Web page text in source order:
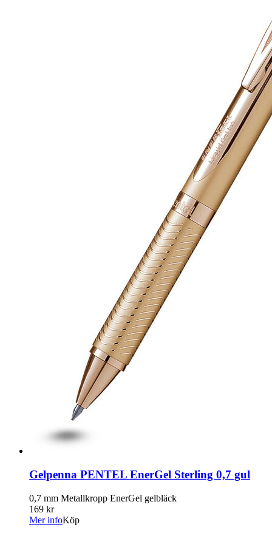
Gelpenna PENTEL EnerGel Sterling 0,7 gul
0,7 mm Metallkropp EnerGel gelbläck
169 kr
Mer infoKöp